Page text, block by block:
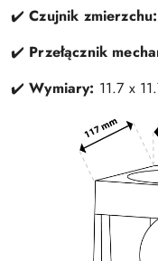
✔️Czujnik zmierzchu:
✔️ Przełącznik
✔️Wymiary: 11.7 x